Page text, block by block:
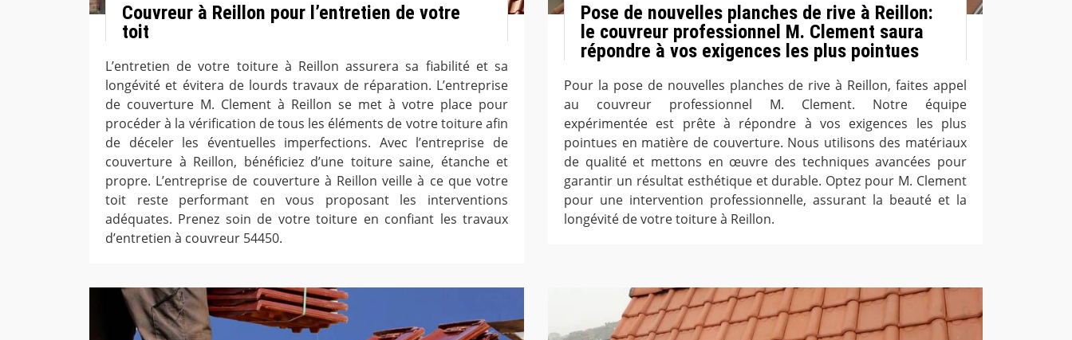
Couvreur à Reillon pour l’entretien de votre
toit
L’entretien de votre toiture à Reillon assurera sa fiabilité et sa
longévité et évitera de lourds travaux de réparation. L’entreprise
de couverture M. Clement à Reillon se met à votre place pour
procéder à la vérification de tous les éléments de votre toiture afin
de déceler les éventuelles imperfections. Avec l’entreprise de
couverture à Reillon, bénéficiez d’une toiture saine, étanche et
propre. L’entreprise de couverture à Reillon veille à ce que votre
toit reste performant en vous proposant les interventions
adéquates. Prenez soin de votre toiture en confiant les travaux
d’entretien à couvreur 54450.
Pose de nouvelles planches de rive à Reillon:
le couvreur professionnel M. Clement saura
répondre à vos exigences les plus pointues
Pour la pose de nouvelles planches de rive à Reillon, faites appel
au couvreur professionnel M. Clement. Notre équipe
expérimentée est prête à répondre à vos exigences les plus
pointues en matière de couverture. Nous utilisons des matériaux
de qualité et mettons en œuvre des techniques avancées pour
garantir un résultat esthétique et durable. Optez pour M. Clement
pour une intervention professionnelle, assurant la beauté et la
longévité de votre toiture à Reillon.